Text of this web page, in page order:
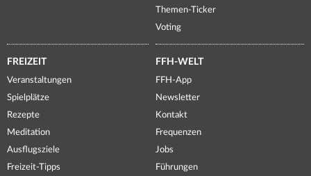
Themen-Ticker
Voting
FREIZEIT
Veranstaltungen
Spielplätze
Rezepte
Meditation
Ausflugsziele
Freizeit-Tipps
FFH-WELT
FFH-App
Newsletter
Kontakt
Frequenzen
Jobs
Führungen